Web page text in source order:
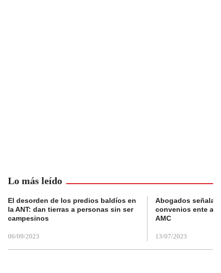
Lo más leído
El desorden de los predios baldíos en
la ANT: dan tierras a personas sin ser
campesinos
06/09/2023
Abogados
convenios ente
AMC
13/07/2023